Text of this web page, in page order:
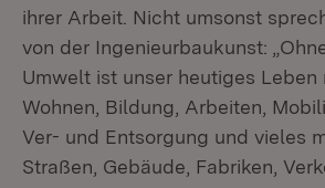
ihrer Arbeit. Nicht umsonst
von der Ingenieurbaukunst:
Umwelt ist unser heutiges Leben
Wohnen, Bildung, Arbeiten,
Ver- und Entsorgung und vieles
Straßen, Gebäude, Fabriken,